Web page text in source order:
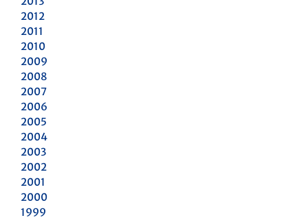
2012
2011
2010
2009
2008
2007
2006
2005
2004
2003
2002
2001
2000
1999